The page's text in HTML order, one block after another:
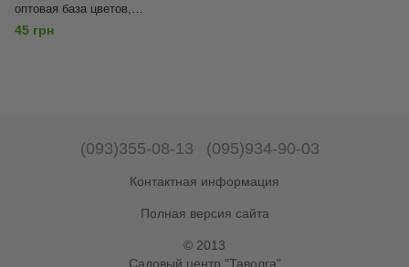
оптовая база цветов,
тюльпаны на срез, от 5000шт,
Ассорти
45 грн
(093)355-08-13 (095)934-90-03
Контактная информация
Полная версия сайта
© 2013
Садовый центр "Таволга"